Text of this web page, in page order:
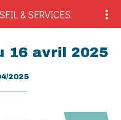
& SERVICES
16 avril 2025
2025